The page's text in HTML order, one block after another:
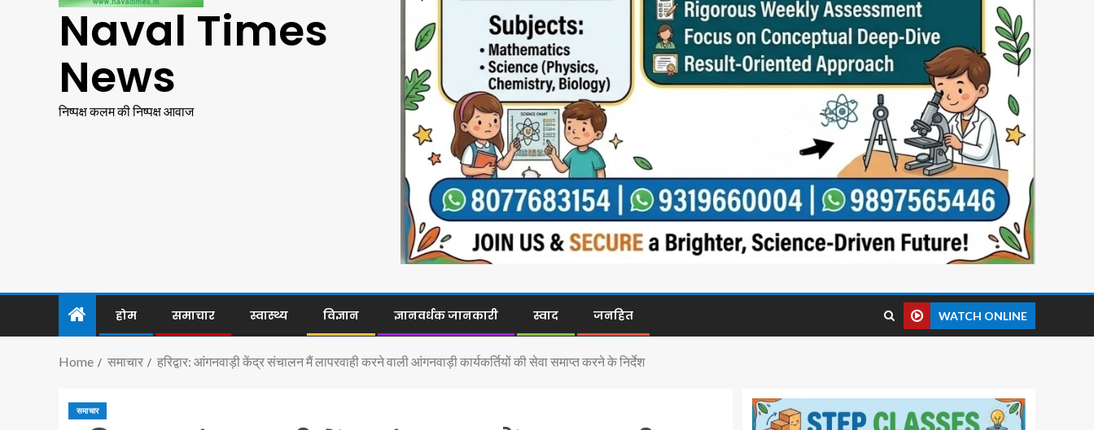
Naval Times
News
निष्पक्ष कलम की निष्पक्ष आवाज
होम समाचार स्वास्थ्य विज्ञान ज्ञानवर्धक जानकारी स्वाद जनहित WATCH ONLINE
Home समाचार हरिद्वार: आंगनवाड़ी केंद्र संचालन मैं लापरवाही करने वाली आंगनवाड़ी कार्यकर्तियों की सेवा समाप्त करने के निर्देश
समाचार